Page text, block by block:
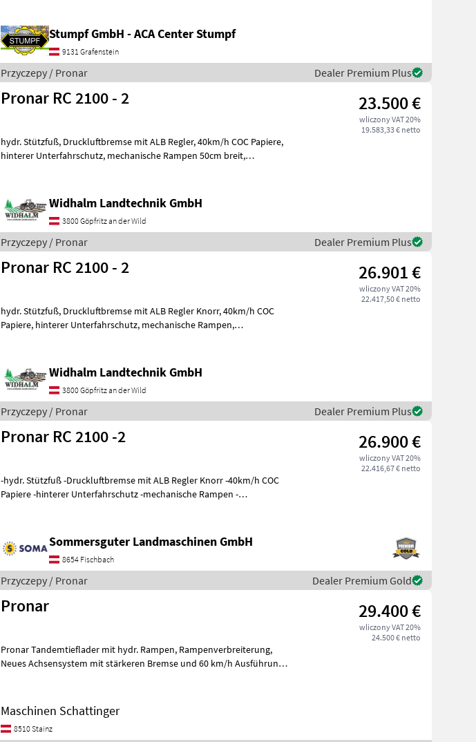
Stumpf GmbH - ACA Center Stumpf
9131 Grafenstein
Przyczepy / Pronar Dealer Premium Plus
Pronar RC 2100 - 2 23.500 €
wliczony VAT 20%
19.583,33 € netto
hydr. Stützfuß, Druckluftbremse mit ALB Regler, 40km/h COC Papiere,
hinterer Unterfahrschutz, mechanische Rampen 50cm breit,
Widhalm Landtechnik GmbH
3800 Göpfritz an der Wild
Przyczepy / Pronar Dealer Premium Plus
Pronar RC 2100 - 2 26.901 €
wliczony VAT 20%
22.417,50 € netto
hydr. Stützfuß, Druckluftbremse mit ALB Regler Knorr, 40km/h COC
Papiere, hinterer Unterfahrschutz, mechanische Rampen,
Widhalm Landtechnik GmbH
3800 Göpfritz an der Wild
Przyczepy / Pronar Dealer Premium Plus
Pronar RC 2100 -2 26.900 €
wliczony VAT 20%
22.416,67 € netto
-hydr. Stützfuß -Druckluftbremse mit ALB Regler Knorr -40km/h COC
Papiere -hinterer Unterfahrschutz -mechanische Rampen -
Sommersguter Landmaschinen GmbH
8654 Fischbach
Przyczepy / Pronar Dealer Premium Gold
Pronar 29.400 €
wliczony VAT 20%
24.500 € netto
Pronar Tandemtieflader mit hydr. Rampen, Rampenverbreiterung,
Neues Achsensystem mit stärkeren Bremse und 60 km/h Ausführung,
Maschinen Schattinger
8510 Stainz